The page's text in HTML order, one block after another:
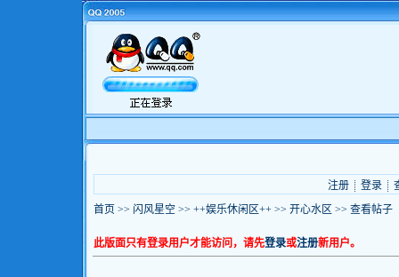
注册 登录
首页 >> 闪风星空 >> ++娱乐休闲区++ >> 开心水区 >> 查看帖子
此版面只有登录用户才能访问，请先登录或注册新用户。